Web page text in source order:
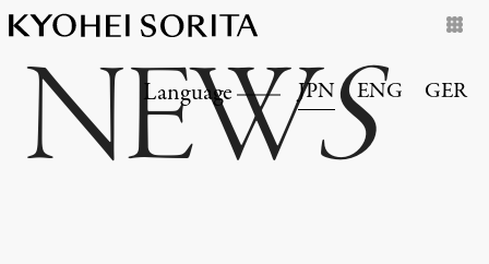
Language JPN ENG GER
NEWS